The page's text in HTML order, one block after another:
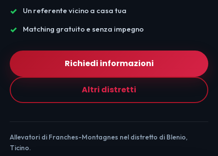
Un referente vicino a casa tua
Matching gratuito e senza impegno
Richiedi informazioni
Altri distretti
Allevatori di Franches-Montagnes nel distretto di Blenio,
Ticino.